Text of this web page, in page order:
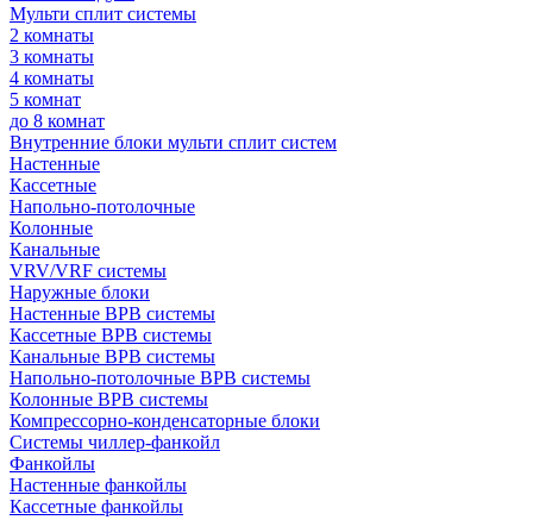
Мульти сплит системы
2 комнаты
3 комнаты
4 комнаты
5 комнат
до 8 комнат
Внутренние блоки мульти сплит систем
Настенные
Кассетные
Напольно-потолочные
Колонные
Канальные
VRV/VRF системы
Наружные блоки
Настенные ВРВ системы
Кассетные ВРВ системы
Канальные ВРВ системы
Напольно-потолочные ВРВ системы
Колонные ВРВ системы
Компрессорно-конденсаторные блоки
Системы чиллер-фанкойл
Фанкойлы
Настенные фанкойлы
Кассетные фанкойлы